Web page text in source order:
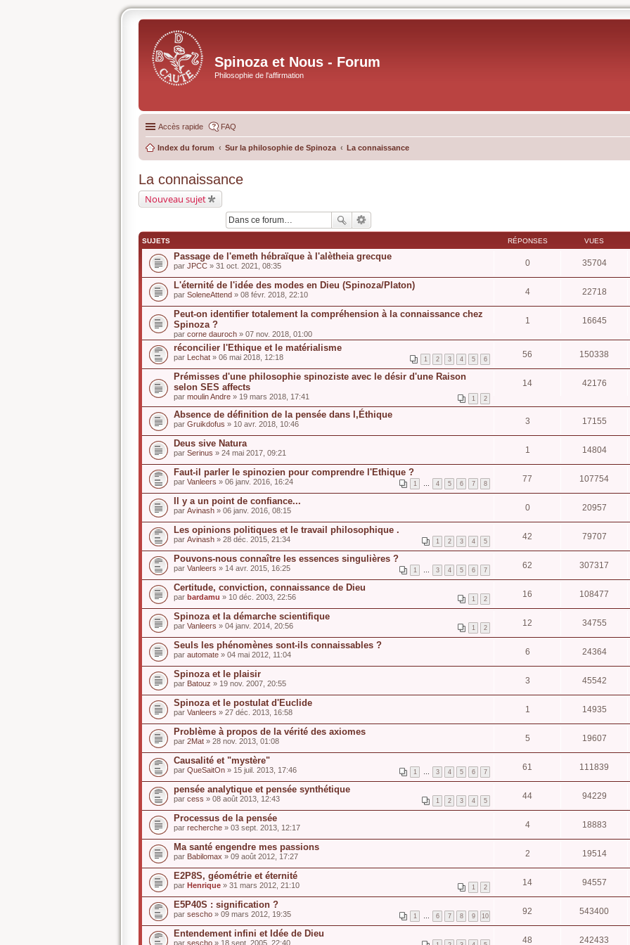
Spinoza et Nous - Forum
Philosophie de l'affirmation
Accès rapide FAQ
Index du forum Sur la philosophie de Spinoza La connaissance
La connaissance
Nouveau sujet
SUJETS RÉPONSES VUES
Passage de l'emeth hébraïque à l'alètheia grecque
par JPCC » 31 oct. 2021, 08:35 0 35704
L'éternité de l'idée des modes en Dieu (Spinoza/Platon)
par SoleneAttend » 08 févr. 2018, 22:10 4 22718
Peut-on identifier totalement la compréhension à la connaissance chez
Spinoza ?
par corne dauroch » 07 nov. 2018, 01:00
1 16645
réconcilier l'Ethique et le matérialisme
1 2 3 4 5 6
par Lechat » 06 mai 2018, 12:18 56 150338
Prémisses d'une philosophie spinoziste avec le désir d'une Raison
selon SES affects
1 2
par moulin Andre » 19 mars 2018, 17:41
14 42176
Absence de définition de la pensée dans l,Éthique
par Gruikdofus » 10 avr. 2018, 10:46 3 17155
Deus sive Natura
par Serinus » 24 mai 2017, 09:21 1 14804
Faut-il parler le spinozien pour comprendre l'Ethique ?
1 … 4 5 6 7 8
par Vanleers » 06 janv. 2016, 16:24 77 107754
Il y a un point de confiance...
par Avinash » 06 janv. 2016, 08:15 0 20957
Les opinions politiques et le travail philosophique .
1 2 3 4 5
par Avinash » 28 déc. 2015, 21:34 42 79707
Pouvons-nous connaître les essences singulières ?
1 … 3 4 5 6 7
par Vanleers » 14 avr. 2015, 16:25 62 307317
Certitude, conviction, connaissance de Dieu
1 2
par bardamu » 10 déc. 2003, 22:56 16 108477
Spinoza et la démarche scientifique
1 2
par Vanleers » 04 janv. 2014, 20:56 12 34755
Seuls les phénomènes sont-ils connaissables ?
par automate » 04 mai 2012, 11:04 6 24364
Spinoza et le plaisir
par Batouz » 19 nov. 2007, 20:55 3 45542
Spinoza et le postulat d'Euclide
par Vanleers » 27 déc. 2013, 16:58 1 14935
Problème à propos de la vérité des axiomes
par 2Mat » 28 nov. 2013, 01:08 5 19607
Causalité et "mystère"
1 … 3 4 5 6 7
par QueSaitOn » 15 juil. 2013, 17:46 61 111839
pensée analytique et pensée synthétique
1 2 3 4 5
par cess » 08 août 2013, 12:43 44 94229
Processus de la pensée
par recherche » 03 sept. 2013, 12:17 4 18883
Ma santé engendre mes passions
par Babilomax » 09 août 2012, 17:27 2 19514
E2P8S, géométrie et éternité
1 2
par Henrique » 31 mars 2012, 21:10 14 94557
E5P40S : signification ?
1 … 6 7 8 9 10
par sescho » 09 mars 2012, 19:35 92 543400
Entendement infini et Idée de Dieu
par sescho » 18 sept. 2005, 22:40 48 242433